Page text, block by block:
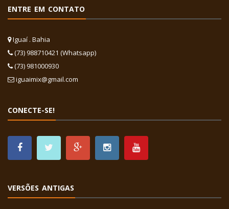
ENTRE EM CONTATO
Iguaí . Bahia
(73) 988710421 (Whatsapp)
(73) 981000930
iguaimix@gmail.com
CONECTE-SE!
VERSÕES ANTIGAS